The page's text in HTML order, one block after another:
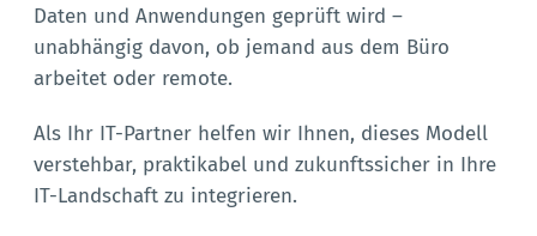
Daten und Anwendungen geprüft wird –
unabhängig davon, ob jemand aus dem Büro
arbeitet oder remote.
Als Ihr IT-Partner helfen wir Ihnen, dieses Modell
verstehbar, praktikabel und zukunftssicher in Ihre
IT-Landschaft zu integrieren.